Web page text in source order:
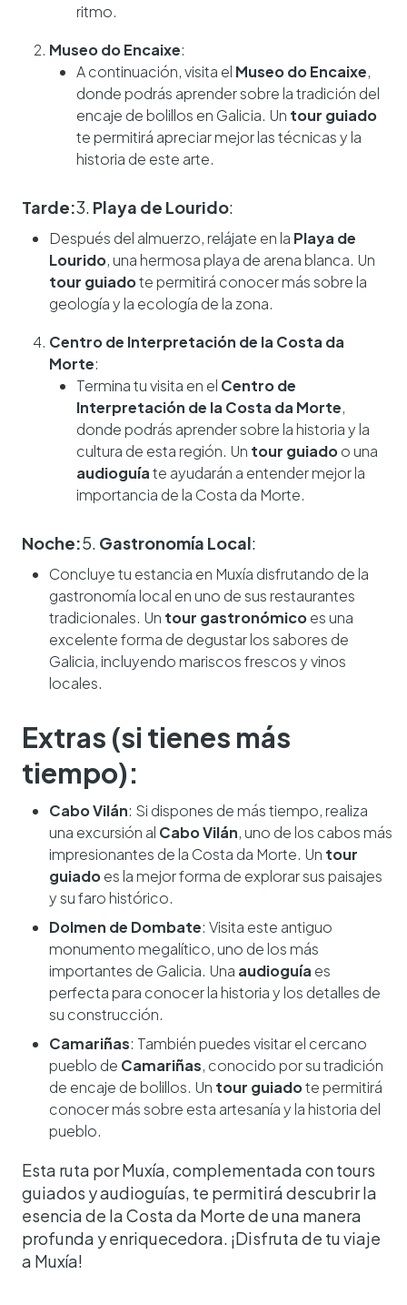
ritmo.
Museo do Encaixe:
A continuación, visita el Museo do Encaixe,
donde podrás aprender sobre la tradición del
encaje de bolillos en Galicia. Un tour guiado
te permitirá apreciar mejor las técnicas y la
historia de este arte.
Tarde:3. Playa de Lourido:
Después del almuerzo, relájate en la Playa de
Lourido, una hermosa playa de arena blanca. Un
tour guiadote permitirá conocer más sobre la
geología y la ecología de la zona.
Centro de Interpretación de la Costa da
Morte:
Termina tu visita en el Centro de
Interpretación de la Costa da Morte,
donde podrás aprender sobre la historia y la
cultura de esta región. Un tour guiadoo una
audioguíate ayudarán a entender mejor la
importancia de la Costa da Morte.
Noche:5. Gastronomía Local:
Concluye tu estancia en Muxía disfrutando de la
gastronomía local en uno de sus restaurantes
tradicionales. Un tour gastronómicoes una
excelente forma de degustar los sabores de
Galicia, incluyendo mariscos frescos y vinos
locales.
Extras (si tienes más
tiempo):
Cabo Vilán: Si dispones de más tiempo, realiza
una excursión al Cabo Vilán, uno de los cabos más
impresionantes de la Costa da Morte. Un tour
guiadoes la mejor forma de explorar sus paisajes
y su faro histórico.
Dolmen de Dombate: Visita este antiguo
monumento megalítico, uno de los más
importantes de Galicia. Una audioguía es
perfecta para conocer la historia y los detalles de
su construcción.
Camariñas: También puedes visitar el cercano
pueblo de Camariñas, conocido por su tradición
de encaje de bolillos. Un tour guiadote permitirá
conocer más sobre esta artesanía y la historia del
pueblo.
Esta ruta por Muxía, complementada con tours
guiados y audioguías, te permitirá descubrir la
esencia de la Costa da Morte de una manera
profunda y enriquecedora. ¡Disfruta de tu viaje
a Muxía!